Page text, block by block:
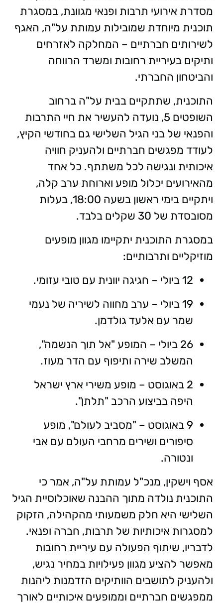
מסדרת אירועי תרבות ופנאי מגוונת, במסגרת
תוכנית מיוחדת שמובילות עמותת על"ה, האגף
לשירותים חברתיים – המחלקה לאזרחים
ותיקים בעיריית רחובות ומשרד הרווחה
והביטחון החברתי.
התוכנית, שתתקיים בבית על"ה ברחוב
השופטים 5, נועדה להעשיר את חיי התרבות
והפנאי של בני הגיל השלישי גם בחודשי הקיץ,
לעודד מפגשים חברתיים ולהעניק חוויה
איכותית ונגישה לכל משתתף. כל אחד
מהאירועים יכלול מופע וארוחת ערב קלה,
ויתקיים בימי ראשון בשעה 18:00, בעלות
מסובסדת של 30 שקלים בלבד.
במסגרת התוכנית יתקיימו מגוון מופעים
מוזיקליים ותרבותיים:
12 ביולי – חגיגה יוונית עם טובי עזומי.
19 ביולי – ערב מחווה לשיריה של נעמי
שמר עם אלעד גולדמן.
26 ביולי – המופע "אל תוך הנשמה",
המשלב שירה ותיפוף עם הדר מעוז.
2 באוגוסט – מופע משירי ארץ ישראל
היפה בביצוע הרכב "תלתן".
9 באוגוסט – "מסביב לעולם", מופע
סיפורים ושירים מרחבי העולם עם אבי
ונטורה.
אסף וישקין, מנכ"ל עמותת על"ה, אמר כי
התוכנית נולדה מתוך ההבנה שאוכלוסיית הגיל
השלישי היא חלק משמעותי מהקהילה, הזקוק
למסגרות איכותיות של תרבות, חברה ופנאי.
לדבריו, שיתוף הפעולה עם עיריית רחובות
מאפשר להציע מגוון פעילויות במחיר נגיש,
ולהעניק לתושבים הוותיקים הזדמנות ליהנות
ממפגשים חברתיים וממופעים איכותיים לאורך